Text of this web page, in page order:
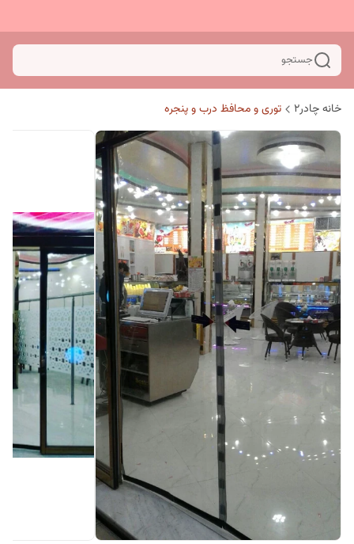
جستجو
خانه چادر۲ توری و محافظ درب و پنجره